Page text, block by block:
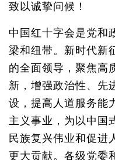
致以诚挚问候！
中国红十字会是党和
梁和纽带。新时代新
的全面领导，聚焦高
新，增强政治性、先
设，提高人道服务能
主义事业，为以中国
民族复兴伟业和促进
更大贡献。各级党委